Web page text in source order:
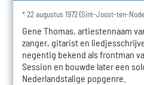
* 22 augustus 1972 (Sint-Joost-ten-
Gene Thomas, artiestennaam
zanger, gitarist en
negentig bekend als frontman
Session en bouwde later een
Nederlandstalige popgenre.